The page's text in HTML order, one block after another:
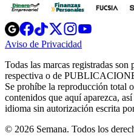
Opens
in
new
Opens
in
new
Opens
in
new
window
Opens
new
windowwindow
Aviso de Privacidad
new
window
Todas las marcas registradas
respectiva o de
Se prohíbe la reproducción total
contenidos que aquí aparezca,
idioma sin autorización escrita
© 2026 Semana. Todos los